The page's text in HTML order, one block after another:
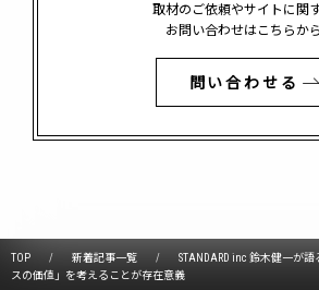
取材のご依頼やサイトに関
お問い合わせはこちらから
問い合わせる
TOP 新着記事一覧
STANDARD inc 鈴木健一が
スの価値」を考えることが存在意義